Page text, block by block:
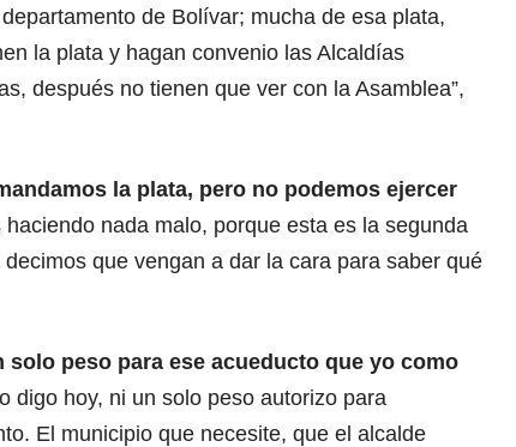
de Bolívar; mucha de esa plata,
la plata y hagan convenio las Alcaldías
después no tienen que ver con la Asamblea”,
la plata, pero no podemos ejercer
nada malo, porque esta es la segunda
que vengan a dar la cara para saber qué
solo peso para ese acueducto que yo como
digo hoy, ni un solo peso autorizo para
El municipio que necesite, que el alcalde